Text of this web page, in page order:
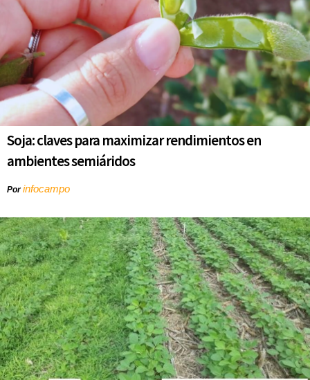
Soja: claves para maximizar rendimientos en
ambientes semiáridos
Porinfocampo